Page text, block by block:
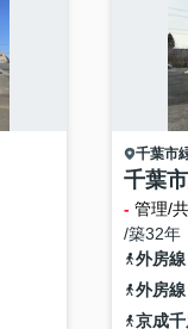
千葉市
千葉
- 管理/
/築32年
外房線
外房線
京成